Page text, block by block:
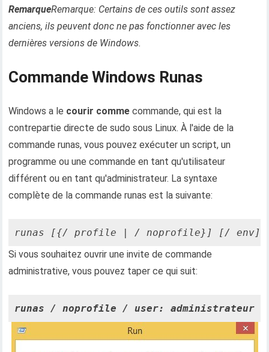
RemarqueRemarque: Certains de ces outils sont assez
anciens, ils peuvent donc ne pas fonctionner avec les
dernières versions de Windows.
Commande Windows Runas
Windows a le courir comme commande, qui est la
contrepartie directe de sudo sous Linux. À l'aide de la
commande runas, vous pouvez exécuter un script, un
programme ou une commande en tant qu'utilisateur
différent ou en tant qu'administrateur. La syntaxe
complète de la commande runas est la suivante:
runas [{/ profile | / noprofile}] [/ env] [/
Si vous souhaitez ouvrir une invite de commande
administrative, vous pouvez taper ce qui suit:
runas / noprofile / user: administrateur